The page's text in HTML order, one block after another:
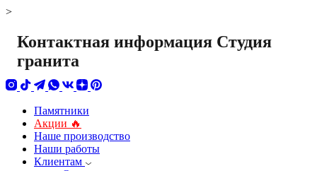
>
Контактная информация Студия
гранита
Памятники
Акции 🔥
Наше производство
Наши работы
Клиентам